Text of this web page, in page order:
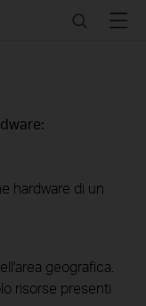
SearchMenu
hardware di un
geografica.
risorse presenti